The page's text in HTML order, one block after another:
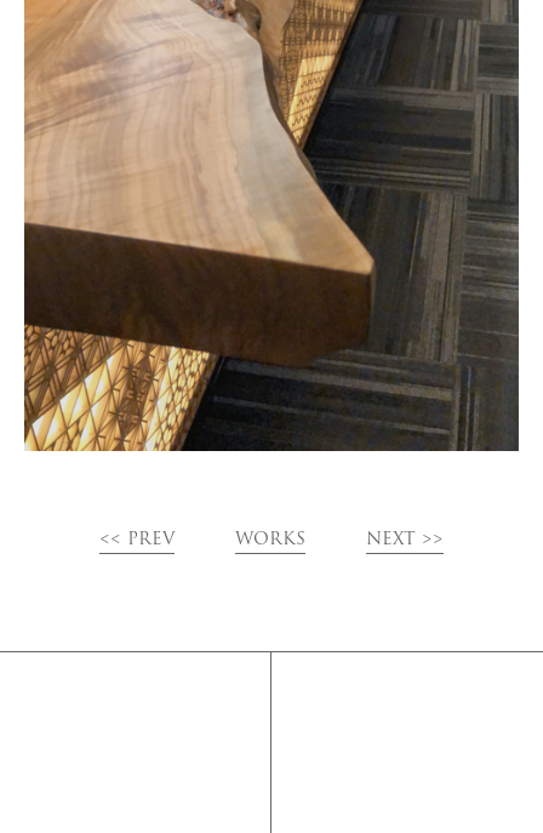
<< PREV WORKS NEXT >>